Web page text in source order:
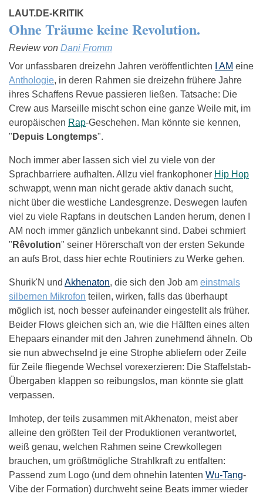
LAUT.DE-KRITIK
Ohne Träume keine Revolution.
Review von Dani Fromm
Vor unfassbaren dreizehn Jahren veröffentlichten
I AM eine
Anthologie, in deren Rahmen sie dreizehn frühere Jahre
ihres Schaffens Revue passieren ließen. Tatsache: Die
Crew aus Marseille mischt schon eine ganze Weile mit, im
europäischen Rap-Geschehen. Man könnte sie kennen,
" Depuis Longtemps".
Noch immer aber lassen sich viel zu viele von der
Sprachbarriere aufhalten. Allzu viel frankophoner Hip Hop
schwappt, wenn man nicht gerade aktiv danach sucht,
nicht über die westliche Landesgrenze. Deswegen laufen
viel zu viele Rapfans in deutschen Landen herum, denen I
AM noch immer gänzlich unbekannt sind. Dabei schmiert
" Rêvolution" seiner Hörerschaft von der ersten Sekunde
an aufs Brot, dass hier echte Routiniers zu Werke gehen.
Shurik'N und Akhenaton, die sich den Job am einstmals
silbernen Mikrofon teilen, wirken, falls das überhaupt
möglich ist, noch besser aufeinander eingestellt als früher.
Beider Flows gleichen sich an, wie die Hälften eines alten
Ehepaars einander mit den Jahren zunehmend ähneln. Ob
sie nun abwechselnd je eine Strophe abliefern oder Zeile
für Zeile fliegende Wechsel vorexerzieren: Die Staffelstab-
Übergaben klappen so reibungslos, man könnte sie glatt
verpassen.
Imhotep, der teils zusammen mit Akhenaton, meist aber
alleine den größten Teil der Produktionen verantwortet,
weiß genau, welchen Rahmen seine Crewkollegen
brauchen, um größtmögliche Strahlkraft zu entfalten:
Passend zum Logo (und dem ohnehin latenten Wu-Tang-
Vibe der Formation) durchweht seine Beats immer wieder